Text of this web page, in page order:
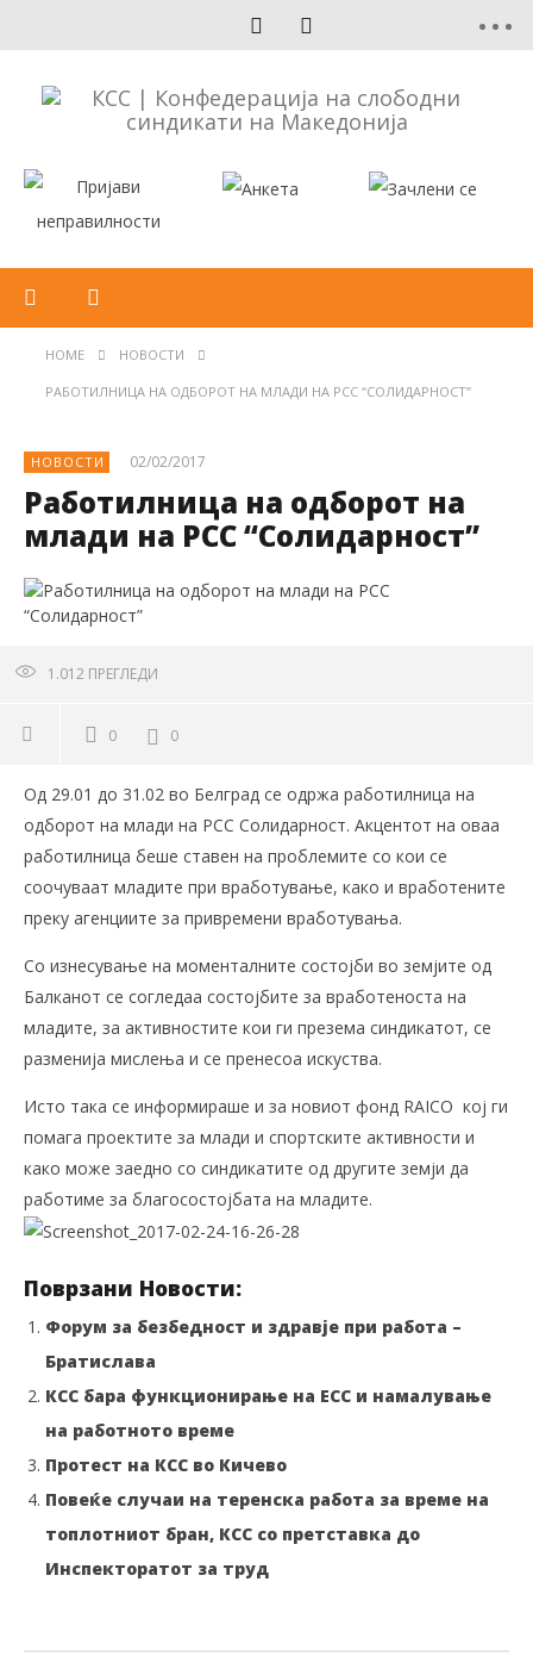
HOME НОВОСТИ
РАБОТИЛНИЦА НА ОДБОРОТ НА МЛАДИ НА РСС “СОЛИДАРНОСТ”
НОВОСТИ 02/02/2017
Работилница на одборот на
млади на РСС “Солидарност”
1.012 ПРЕГЛЕДИ
0 0
Од 29.01 до 31.02 во Белград се одржа работилница на
одборот на млади на РСС Солидарност. Акцентот на оваа
работилница беше ставен на проблемите со кои се
соочуваат младите при вработување, како и вработените
преку агенциите за привремени вработувања.
Со изнесување на моменталните состојби во земјите од
Балканот се согледаа состојбите за вработеноста на
младите, за активностите кои ги презема синдикатот, се
разменија мислења и се пренесоа искуства.
Исто така се информираше и за новиот фонд RAICO кој ги
помага проектите за млади и спортските активности и
како може заедно со синдикатите од другите земји да
работиме за благосостојбата на младите.
Поврзани Новости:
Форум за безбедност и здравје при работа –
Братислава
КСС бара функционирање на ЕСС и намалување
на работното време
Протест на КСС во Кичево
Повеќе случаи на теренска работа за време на
топлотниот бран, КСС со претставка до
Инспекторатот за труд